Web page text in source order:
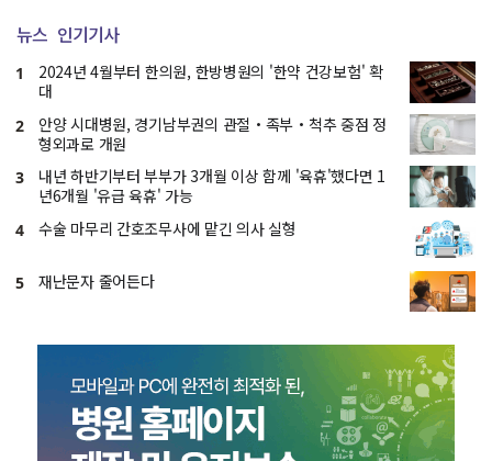
뉴스 인기기사
1
2024년 4월부터 한의원, 한방병원의 '한약 건강보험' 확
대
2
안양 시대병원, 경기남부권의 관절・족부・척추 중점 정
형외과로 개원
3
내년 하반기부터 부부가 3개월 이상 함께 '육휴'했다면 1
년6개월 '유급 육휴' 가능
4 수술 마무리 간호조무사에 맡긴 의사 실형
5 재난문자 줄어든다